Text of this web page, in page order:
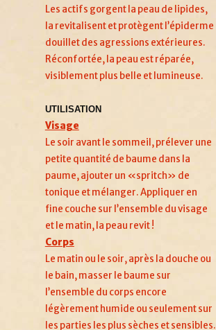
Les actifs gorgent la peau de lipides,
la revitalisent et protègent l’épiderme
douillet des agressions extérieures.
Réconfortée, la peau est réparée,
visiblement plus belle et lumineuse.
UTILISATION
Visage
Le soir avant le sommeil, prélever une
petite quantité de baume dans la
paume, ajouter un «spritch» de
tonique et mélanger. Appliquer en
fine couche sur l’ensemble du visage
et le matin, la peau revit !
Corps
Le matin ou le soir, après la douche ou
le bain, masser le baume sur
l’ensemble du corps encore
légèrement humide ou seulement sur
les parties les plus sèches et sensibles.